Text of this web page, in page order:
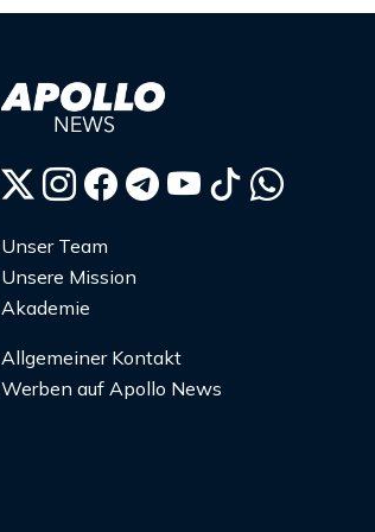
Unser Team
Unsere Mission
Akademie
Allgemeiner Kontakt
Werben auf Apollo News